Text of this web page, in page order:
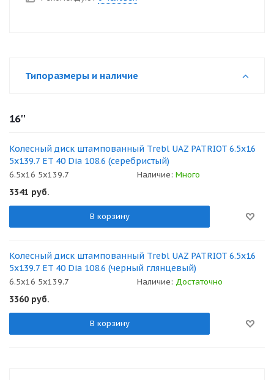
Типоразмеры и наличие
16''
Колесный диск штампованный Trebl UAZ PATRIOT 6.5x16
5x139.7 ET 40 Dia 108.6 (серебристый)
6.5x16 5x139.7 Наличие: Много
3341 руб.
В корзину
Колесный диск штампованный Trebl UAZ PATRIOT 6.5x16
5x139.7 ET 40 Dia 108.6 (черный глянцевый)
6.5x16 5x139.7 Наличие: Достаточно
3360 руб.
В корзину